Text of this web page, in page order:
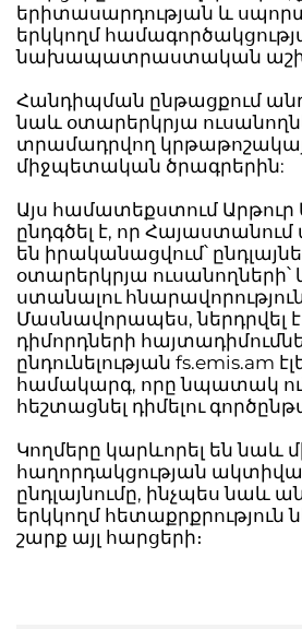
երիտասարդության և
երկկողմ
նախապատրաստական
Հանդիպման ընթացքում
նաև օտարերկրյա
տրամադրվող
միջպետական ծրագրերին:
Այս համատեքստում
ընդգծել է, որ
են իրականացվում՝
օտարերկրյա ուսանողների՝
ստանալու
Մասնավորապես, ներդրվել
դիմորդների
ընդունելության fs.emis.am
համակարգ, որը նպատակ
հեշտացնել դիմելու
Կողմերը կարևորել են նաև
հաղորդակցության
ընդլայնումը, ինչպես նաև
երկկողմ հետաքրքրություն
շարք այլ հարցերի։